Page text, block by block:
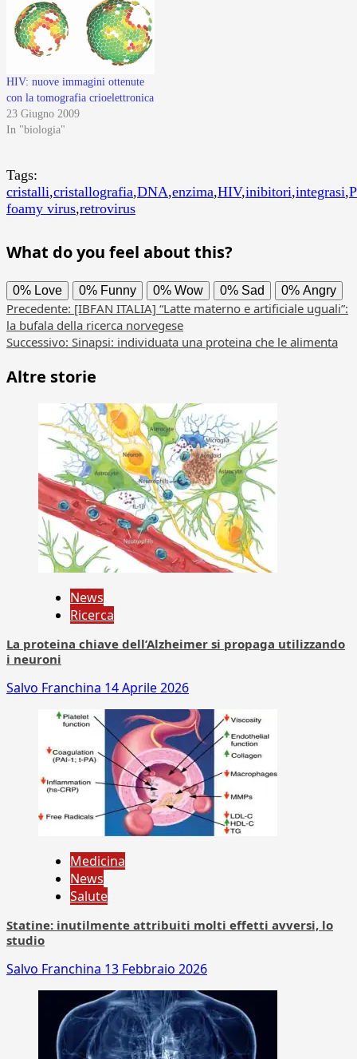
HIV: nuove immagini ottenute
con la tomografia crioelettronica
23 Giugno 2009
In "biologia"
Tags:
cristalli,cristallografia,DNA,enzima,HIV,inibitori,integrasi,
foamy virus,retrovirus
What do you feel about this?
0% Love 0% Funny 0% Wow 0% Sad 0% Angry
Navigazione
articolo
Precedente: [IBFAN ITALIA] “Latte materno e artificiale uguali”:
la bufala della ricerca norvegese
Successivo: Sinapsi: individuata una proteina che le alimenta
Altre storie
News
Ricerca
La proteina chiave dell’Alzheimer si propaga utilizzando
i neuroni
Salvo Franchina 14 Aprile 2026
Medicina
News
Salute
Statine: inutilmente attribuiti molti effetti avversi, lo
studio
Salvo Franchina 13 Febbraio 2026